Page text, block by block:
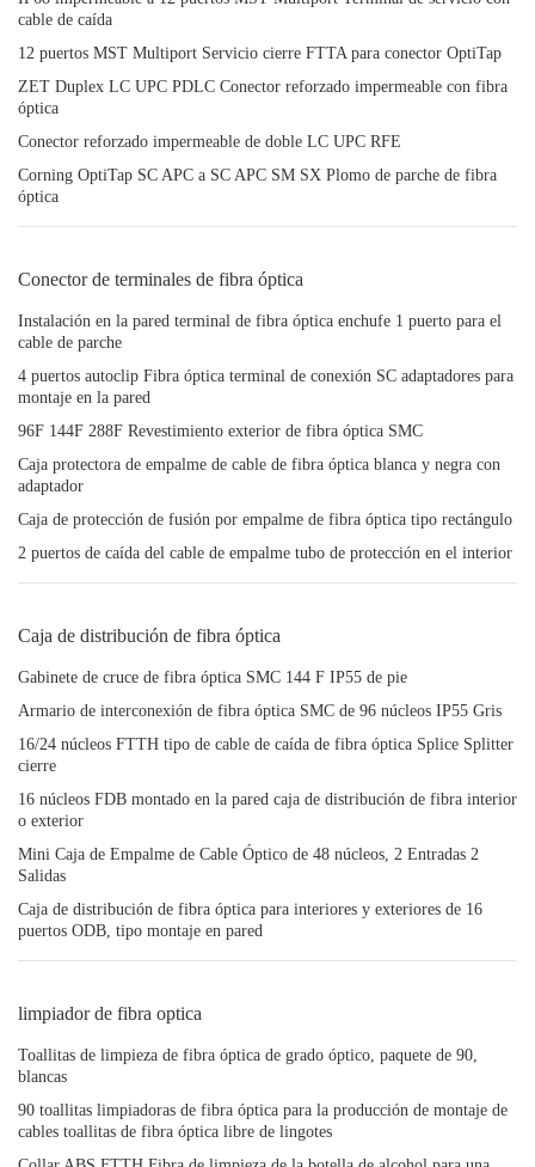
cable de caída
12 puertos MST Multiport Servicio cierre FTTA para conector OptiTap
ZET Duplex LC UPC PDLC Conector reforzado impermeable con fibra
óptica
Conector reforzado impermeable de doble LC UPC RFE
Corning OptiTap SC APC a SC APC SM SX Plomo de parche de fibra
óptica
Conector de terminales de fibra óptica
Instalación en la pared terminal de fibra óptica enchufe 1 puerto para el
cable de parche
4 puertos autoclip Fibra óptica terminal de conexión SC adaptadores para
montaje en la pared
96F 144F 288F Revestimiento exterior de fibra óptica SMC
Caja protectora de empalme de cable de fibra óptica blanca y negra con
adaptador
Caja de protección de fusión por empalme de fibra óptica tipo rectángulo
2 puertos de caída del cable de empalme tubo de protección en el interior
Caja de distribución de fibra óptica
Gabinete de cruce de fibra óptica SMC 144 F IP55 de pie
Armario de interconexión de fibra óptica SMC de 96 núcleos IP55 Gris
16/24 núcleos FTTH tipo de cable de caída de fibra óptica Splice Splitter
cierre
16 núcleos FDB montado en la pared caja de distribución de fibra interior
o exterior
Mini Caja de Empalme de Cable Óptico de 48 núcleos, 2 Entradas 2
Salidas
Caja de distribución de fibra óptica para interiores y exteriores de 16
puertos ODB, tipo montaje en pared
limpiador de fibra optica
Toallitas de limpieza de fibra óptica de grado óptico, paquete de 90,
blancas
90 toallitas limpiadoras de fibra óptica para la producción de montaje de
cables toallitas de fibra óptica libre de lingotes